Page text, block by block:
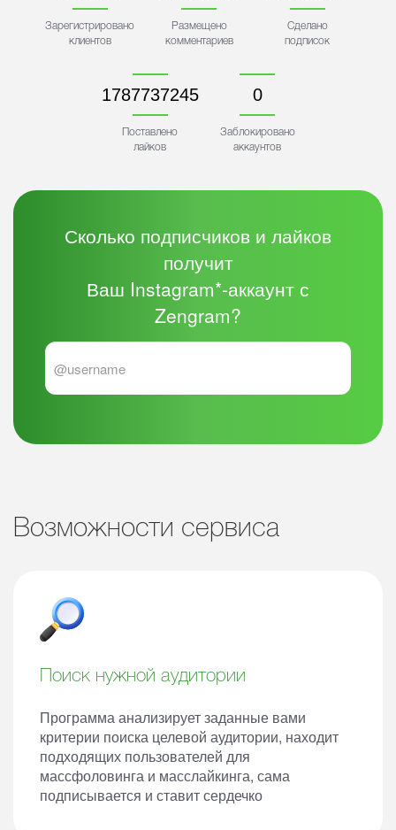
Зарегистрировано
клиентов
Размещено
комментариев
Сделано
подписок
1787737251
Поставлено
лайков
0
Заблокировано
аккаунтов
Сколько подписчиков и лайков
получит
Ваш Instagram*-аккаунт с
Zengram?
Возможности сервиса
Поиск нужной аудитории
Программа анализирует заданные вами
критерии поиска целевой аудитории, находит
подходящих пользователей для
массфоловинга и масслайкинга, сама
подписывается и ставит сердечко